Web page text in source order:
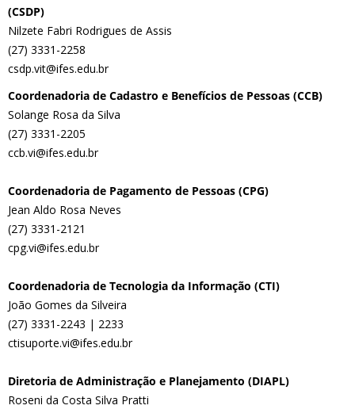
(CSDP)
Nilzete Fabri Rodrigues de Assis
(27) 3331-2258
csdp.vit@ifes.edu.br
Coordenadoria de Cadastro e Benefícios de Pessoas (CCB)
Solange Rosa da Silva
(27) 3331-2205
ccb.vi@ifes.edu.br
Coordenadoria de Pagamento de Pessoas (CPG)
Jean Aldo Rosa Neves
(27) 3331-2121
cpg.vi@ifes.edu.br
Coordenadoria de Tecnologia da Informação (CTI)
João Gomes da Silveira
(27) 3331-2243 | 2233
ctisuporte.vi@ifes.edu.br
Diretoria de Administração e Planejamento (DIAPL)
Roseni da Costa Silva Pratti